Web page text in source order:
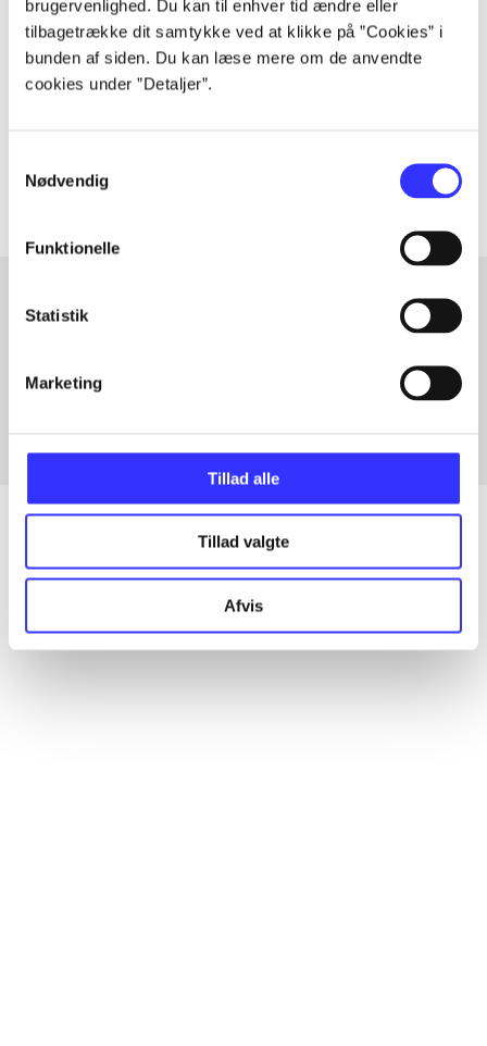
brugervenlighed. Du kan til enhver tid ændre eller
tilbagetrække dit samtykke ved at klikke på ”Cookies” i
bunden af siden. Du kan læse mere om de anvendte
cookies under ”Detaljer”.
Nødvendig
Funktionelle
Statistik
Marketing
Tillad alle
Tillad valgte
Afvis
Artiklen er en del af
lorem ipsum dolor sit amet ...
Fra
Artikler